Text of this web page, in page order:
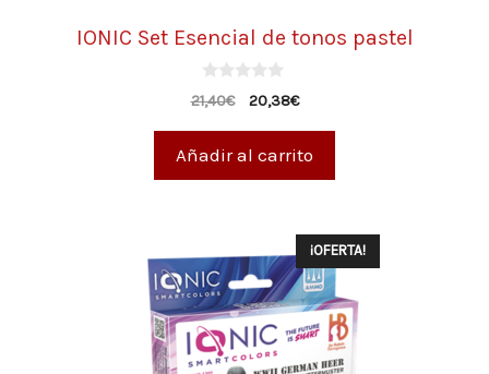
IONIC Set Esencial de tonos pastel
0
d
21,40€ 20,38€
Añadir al carrito
¡OFERTA!